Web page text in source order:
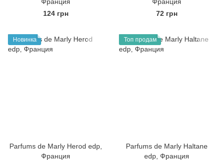
124 грн
72 грн
Новинка
Parfums de Marly Herod edp,
Франция
Топ продам
Parfums de Marly Haltane
edp, Франция